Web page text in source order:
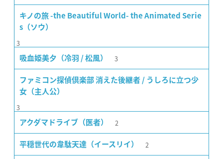
キノの旅 -the Beautiful World- the Animated Serie
s（ソウ）
3
吸血姫美夕（冷羽 / 松風） 3
ファミコン探偵倶楽部 消えた後継者 / うしろに立つ少
女（主人公）
3
アクダマドライブ（医者） 2
平穏世代の韋駄天達（イースリイ） 2